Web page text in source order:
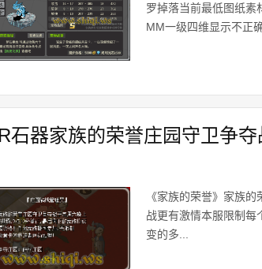
罗掉落当前最低图纸素
MM一级四维显示不正
石器家族的荣誉庄园守卫争
《家族的荣誉》家族
战更有激情本服限制每
变的多...